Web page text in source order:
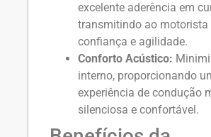
excelente aderência em
transmitindo ao motorista
confiança e agilidade.
Conforto Acústico:
interno, proporcionando
experiência de condução
silenciosa e confortável.